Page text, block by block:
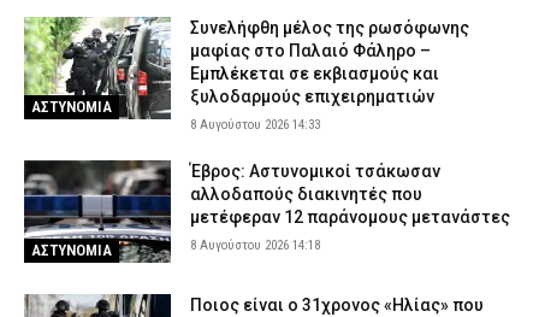
ΑΣΤΥΝΟΜΙΑ
Συνελήφθη μέλος της ρωσόφωνης
μαφίας στο Παλαιό Φάληρο –
Εμπλέκεται σε εκβιασμούς και
ξυλοδαρμούς επιχειρηματιών
8 Αυγούστου 2026 14:33
ΑΣΤΥΝΟΜΙΑ
Έβρος: Αστυνομικοί τσάκωσαν
αλλοδαπούς διακινητές που
μετέφεραν 12 παράνομους μετανάστες
8 Αυγούστου 2026 14:18
Ποιος είναι ο 31χρονος «Ηλίας» που